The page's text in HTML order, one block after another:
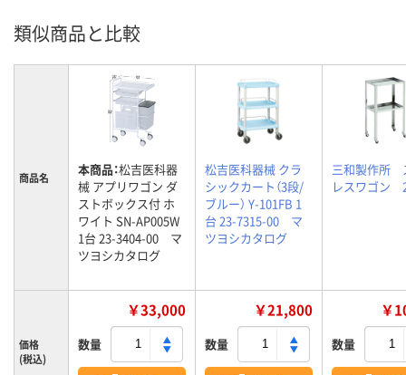
類似商品と比較
商品名 本商品：松吉医科器
械 アプリワゴン ダ
ストボックス付 ホ
ワイト SN-AP005W
1台 23-3404-00 マ
ツヨシカタログ
松吉医科器械 クラ
シックカート（3段/
ブルー） Y-101FB 1
台 23-7315-00 マ
ツヨシカタログ
三和製作所
レスワゴン
価格
(税込)
￥33,000
数量
￥21,800
数量
￥
数量